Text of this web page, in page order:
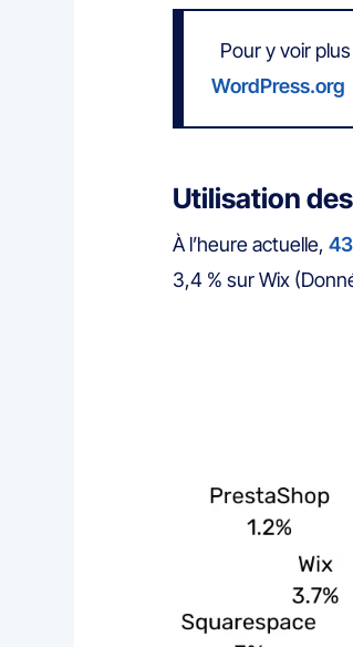
Pour y voir
WordPress.org
Utilisation
À l’heure actuelle,
3,4 % sur Wix